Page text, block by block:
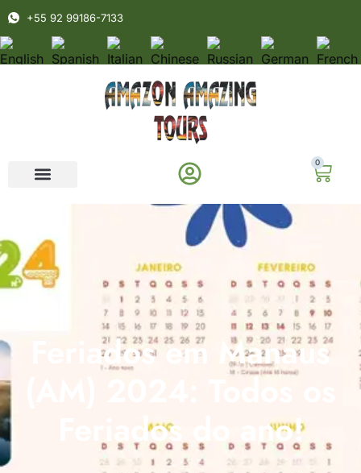
+55 92 99186-7133
0
Feriados em Manaus
(AM) 2024: Todos os
Feriados do ano!